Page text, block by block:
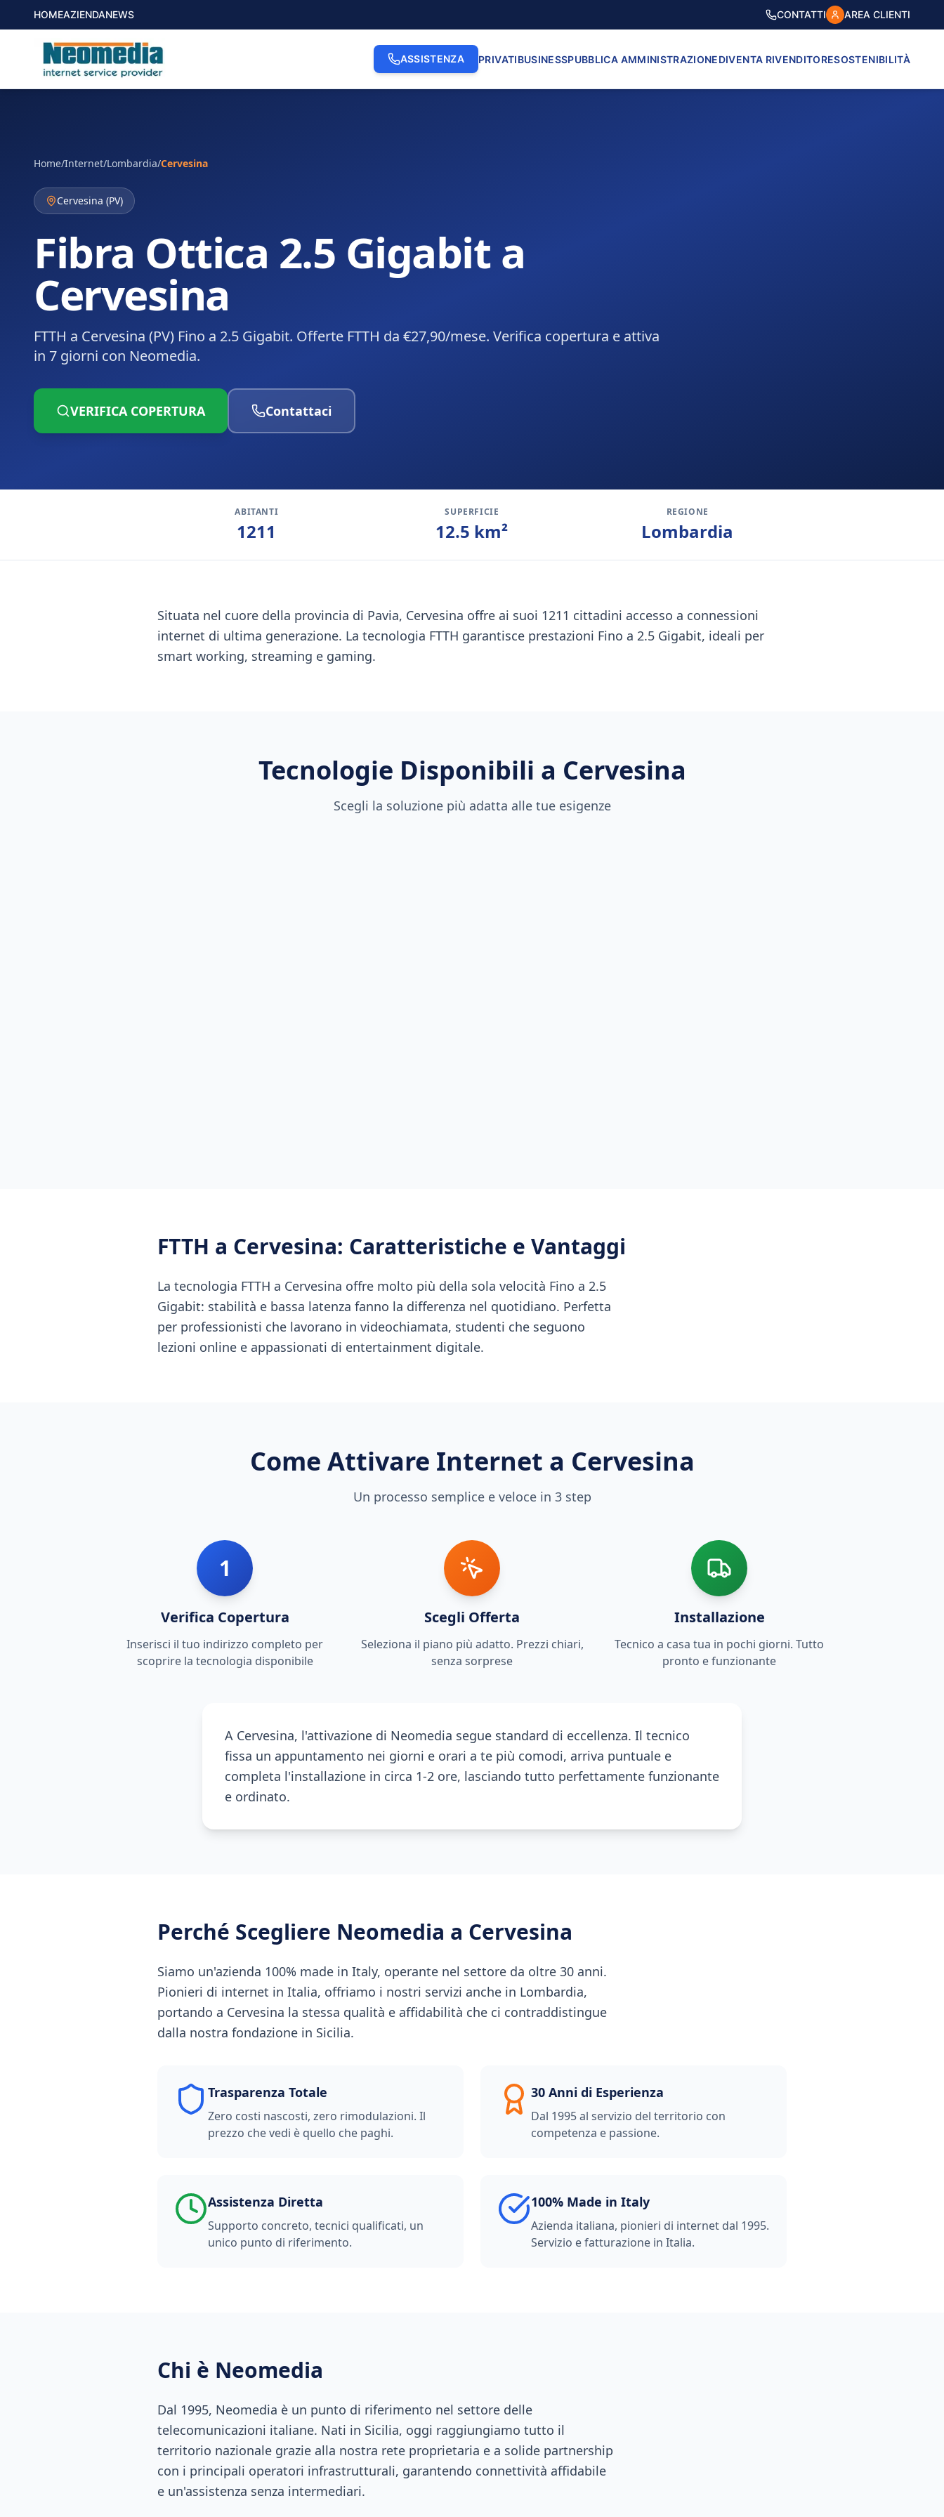
HOMEAZIENDANEWS CONTATTI AREA CLIENTI
ASSISTENZA PRIVATIBUSINESSPUBBLICA AMMINISTRAZIONEDIVENTA RIVENDITORESOSTENIBILITÀ
Home/Internet/Lombardia/Cervesina
Cervesina (PV)
Fibra Ottica 2.5 Gigabit a
Cervesina
FTTH a Cervesina (PV) Fino a 2.5 Gigabit. Offerte FTTH da €27,90/mese. Verifica copertura e attiva
in 7 giorni con Neomedia.
VERIFICA COPERTURA Contattaci
ABITANTI
1211
SUPERFICIE
12.5 km²
REGIONE
Lombardia
Situata nel cuore della provincia di Pavia, Cervesina offre ai suoi 1211 cittadini accesso a connessioni
internet di ultima generazione. La tecnologia FTTH garantisce prestazioni Fino a 2.5 Gigabit, ideali per
smart working, streaming e gaming.
Tecnologie Disponibili a Cervesina
Scegli la soluzione più adatta alle tue esigenze
FTTH a Cervesina: Caratteristiche e Vantaggi
La tecnologia FTTH a Cervesina offre molto più della sola velocità Fino a 2.5
Gigabit: stabilità e bassa latenza fanno la differenza nel quotidiano. Perfetta
per professionisti che lavorano in videochiamata, studenti che seguono
lezioni online e appassionati di entertainment digitale.
Come Attivare Internet a Cervesina
Un processo semplice e veloce in 3 step
1
Verifica Copertura
Inserisci il tuo indirizzo completo per
scoprire la tecnologia disponibile
Scegli Offerta
Seleziona il piano più adatto. Prezzi chiari,
senza sorprese
Installazione
Tecnico a casa tua in pochi giorni. Tutto
pronto e funzionante
A Cervesina, l'attivazione di Neomedia segue standard di eccellenza. Il tecnico
fissa un appuntamento nei giorni e orari a te più comodi, arriva puntuale e
completa l'installazione in circa 1-2 ore, lasciando tutto perfettamente funzionante
e ordinato.
Perché Scegliere Neomedia a Cervesina
Siamo un'azienda 100% made in Italy, operante nel settore da oltre 30 anni.
Pionieri di internet in Italia, offriamo i nostri servizi anche in Lombardia,
portando a Cervesina la stessa qualità e affidabilità che ci contraddistingue
dalla nostra fondazione in Sicilia.
Trasparenza Totale
Zero costi nascosti, zero rimodulazioni. Il
prezzo che vedi è quello che paghi.
30 Anni di Esperienza
Dal 1995 al servizio del territorio con
competenza e passione.
Assistenza Diretta
Supporto concreto, tecnici qualificati, un
unico punto di riferimento.
100% Made in Italy
Azienda italiana, pionieri di internet dal 1995.
Servizio e fatturazione in Italia.
Chi è Neomedia
Dal 1995, Neomedia è un punto di riferimento nel settore delle
telecomunicazioni italiane. Nati in Sicilia, oggi raggiungiamo tutto il
territorio nazionale grazie alla nostra rete proprietaria e a solide partnership
con i principali operatori infrastrutturali, garantendo connettività affidabile
e un'assistenza senza intermediari.